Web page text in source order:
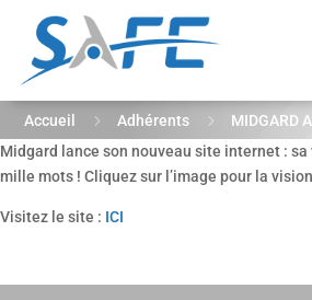
Accueil 5 Adhérents 5
MIDGARD
Midgard lance son nouveau site internet :
mille mots ! Cliquez sur l’image pour la
Visitez le site : ICI